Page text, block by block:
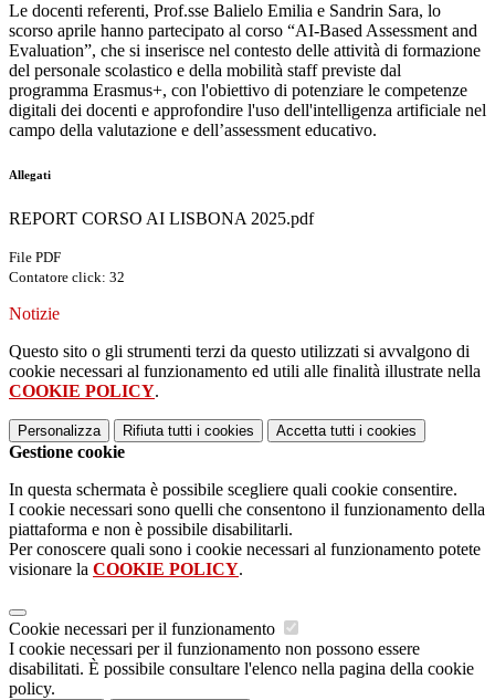
Le docenti referenti, Prof.sse Balielo Emilia e Sandrin Sara, lo
scorso aprile hanno partecipato al corso “AI-Based Assessment and
Evaluation”, che si inserisce nel contesto delle attività di formazione
del personale scolastico e della mobilità staff previste dal
programma Erasmus+, con l'obiettivo di potenziare le competenze
digitali dei docenti e approfondire l'uso dell'intelligenza artificiale nel
campo della valutazione e dell’assessment educativo.
Allegati
REPORT CORSO AI LISBONA 2025.pdf
File PDF
Contatore click: 32
Notizie
Questo sito o gli strumenti terzi da questo utilizzati si avvalgono di
cookie necessari al funzionamento ed utili alle finalità illustrate nella
COOKIE POLICY.
Personalizza Rifiuta tutti i cookies Accetta tutti i cookies
Gestione cookie
In questa schermata è possibile scegliere quali cookie consentire.
I cookie necessari sono quelli che consentono il funzionamento della
piattaforma e non è possibile disabilitarli.
Per conoscere quali sono i cookie necessari al funzionamento potete
visionare la COOKIE POLICY.
Cookie necessari per il funzionamento
I cookie necessari per il funzionamento non possono essere
disabilitati. È possibile consultare l'elenco nella pagina della cookie
policy.